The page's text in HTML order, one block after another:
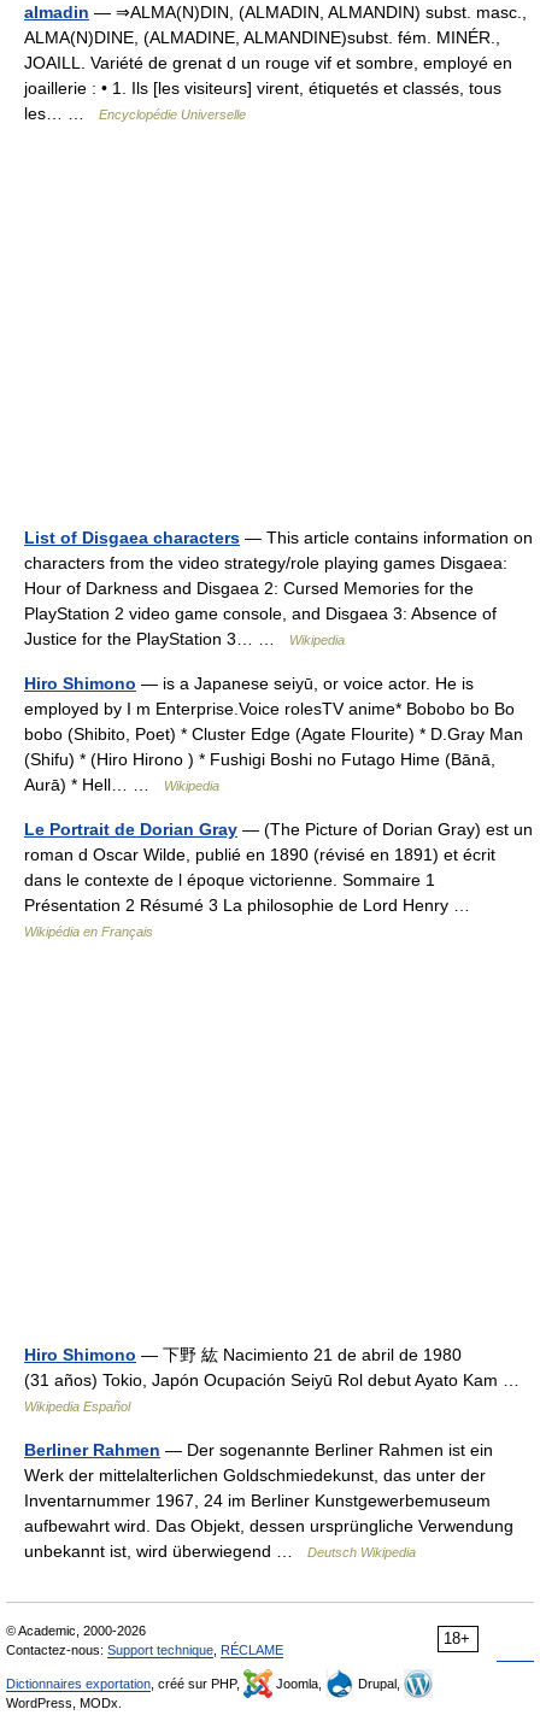
almadin — ⇒ALMA(N)DIN, (ALMADIN, ALMANDIN) subst. masc.,
ALMA(N)DINE, (ALMADINE, ALMANDINE)subst. fém. MINÉR.,
JOAILL. Variété de grenat d un rouge vif et sombre, employé en
joaillerie : • 1. Ils [les visiteurs] virent, étiquetés et classés, tous
les… …
Encyclopédie Universelle
List of Disgaea characters — This article contains information on
characters from the video strategy/role playing games Disgaea:
Hour of Darkness and Disgaea 2: Cursed Memories for the
PlayStation 2 video game console, and Disgaea 3: Absence of
Justice for the PlayStation 3… …
Wikipedia
Hiro Shimono — is a Japanese seiyū, or voice actor. He is
employed by I m Enterprise.Voice rolesTV anime* Bobobo bo Bo
bobo (Shibito, Poet) * Cluster Edge (Agate Flourite) * D.Gray Man
(Shifu) * (Hiro Hirono ) * Fushigi Boshi no Futago Hime (Bānā,
Aurā) * Hell… …
Wikipedia
Le Portrait de Dorian Gray — (The Picture of Dorian Gray) est un
roman d Oscar Wilde, publié en 1890 (révisé en 1891) et écrit
dans le contexte de l époque victorienne. Sommaire 1
Présentation 2 Résumé 3 La philosophie de Lord Henry …
Wikipédia en Français
Hiro Shimono — 下野 紘 Nacimiento 21 de abril de 1980
(31 años) Tokio, Japón Ocupación Seiyū Rol debut Ayato Kam …
Wikipedia Español
Berliner Rahmen — Der sogenannte Berliner Rahmen ist ein
Werk der mittelalterlichen Goldschmiedekunst, das unter der
Inventarnummer 1967, 24 im Berliner Kunstgewerbemuseum
aufbewahrt wird. Das Objekt, dessen ursprüngliche Verwendung
unbekannt ist, wird überwiegend …
Deutsch Wikipedia
18+
© Academic, 2000-2026
Contactez-nous: Support technique RÉCLAME
Dictionnaires exportation , créé sur PHP, Joomla,
Drupal,
WordPress, MODx.